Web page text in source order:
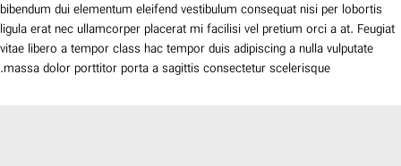
bibendum dui elementum eleifend vestibulum consequat nisi per lobortis
ligula erat nec ullamcorper placerat mi facilisi vel pretium orci a at. Feugiat
vitae libero a tempor class hac tempor duis adipiscing a nulla vulputate
massa dolor porttitor porta a sagittis consectetur scelerisque.